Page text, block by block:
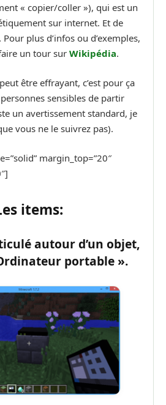
« copier/coller »), qui est un
sur internet. Et de
plus d’infos ou d’exemples,
un tour sur Wikipédia.
être effrayant, c’est pour ça
sensibles de partir
un avertissement standard, je
vous ne le suivrez pas).
margin_top=”20″
items:
autour d’un objet,
portable ».